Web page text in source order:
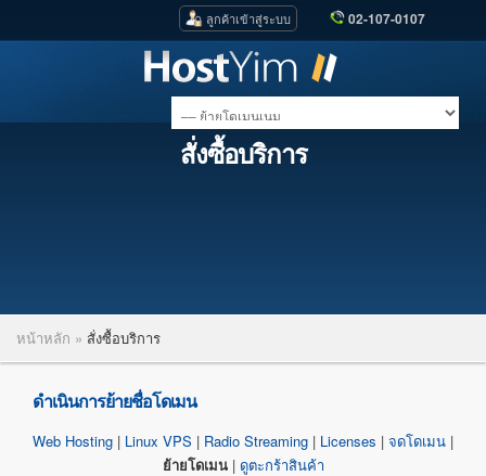
ลูกค้าเข้าสู่ระบบ 02-107-0107
สั่งซื้อบริการ
หน้าหลัก » สั่งซื้อบริการ
ดำเนินการย้ายชื่อโดเมน
Web Hosting | Linux VPS | Radio Streaming | Licenses | จดโดเมน |
ย้ายโดเมน| ดูตะกร้าสินค้า